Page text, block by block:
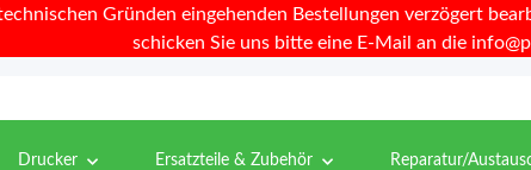
Gründen eingehenden Bestellungen verzögert
schicken Sie uns bitte eine E-Mail an die
Drucker Ersatzteile & Zubehör Reparatur/